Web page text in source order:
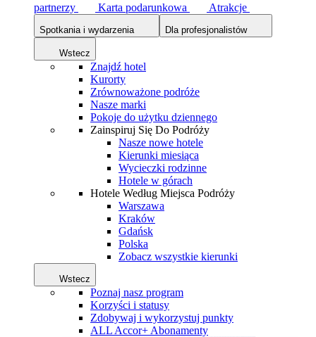
partnerzy
Karta podarunkowa Atrakcje
Spotkania i wydarzenia Dla profesjonalistów
Wstecz
Znajdź hotel
Kurorty
Zrównoważone podróże
Nasze marki
Pokoje do użytku dziennego
Zainspiruj Się Do Podróży
Nasze nowe hotele
Kierunki miesiąca
Wycieczki rodzinne
Hotele w górach
Hotele Według Miejsca Podróży
Warszawa
Kraków
Gdańsk
Polska
Zobacz wszystkie kierunki
Wstecz
Poznaj nasz program
Korzyści i statusy
Zdobywaj i wykorzystuj punkty
ALL Accor+ Abonamenty